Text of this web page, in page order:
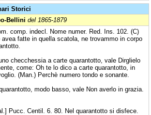
Storici
Bellini del 1865-1879
comp. indecl. Nome numer. Red. Ins. 102. (C)
fatte in quella scatola, ne trovammo in corpo
checchessia a carte quarantotto, vale Dirglielo
come: Oh te lo dico a carte quarantotto, in
(Man.) Perchè numero tondo e sonante.
modo basso, vale Non averlo in grazia.
Pucc. Centil. 6. 80. Nel quarantotto si disfece.